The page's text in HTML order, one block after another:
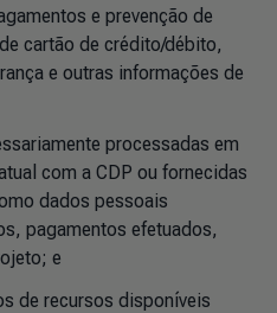
e prevenção de
cartão de crédito/débito,
e outras informações de
processadas em
com a CDP ou fornecidas
dados pessoais
pagamentos efetuados,
e
de recursos disponíveis